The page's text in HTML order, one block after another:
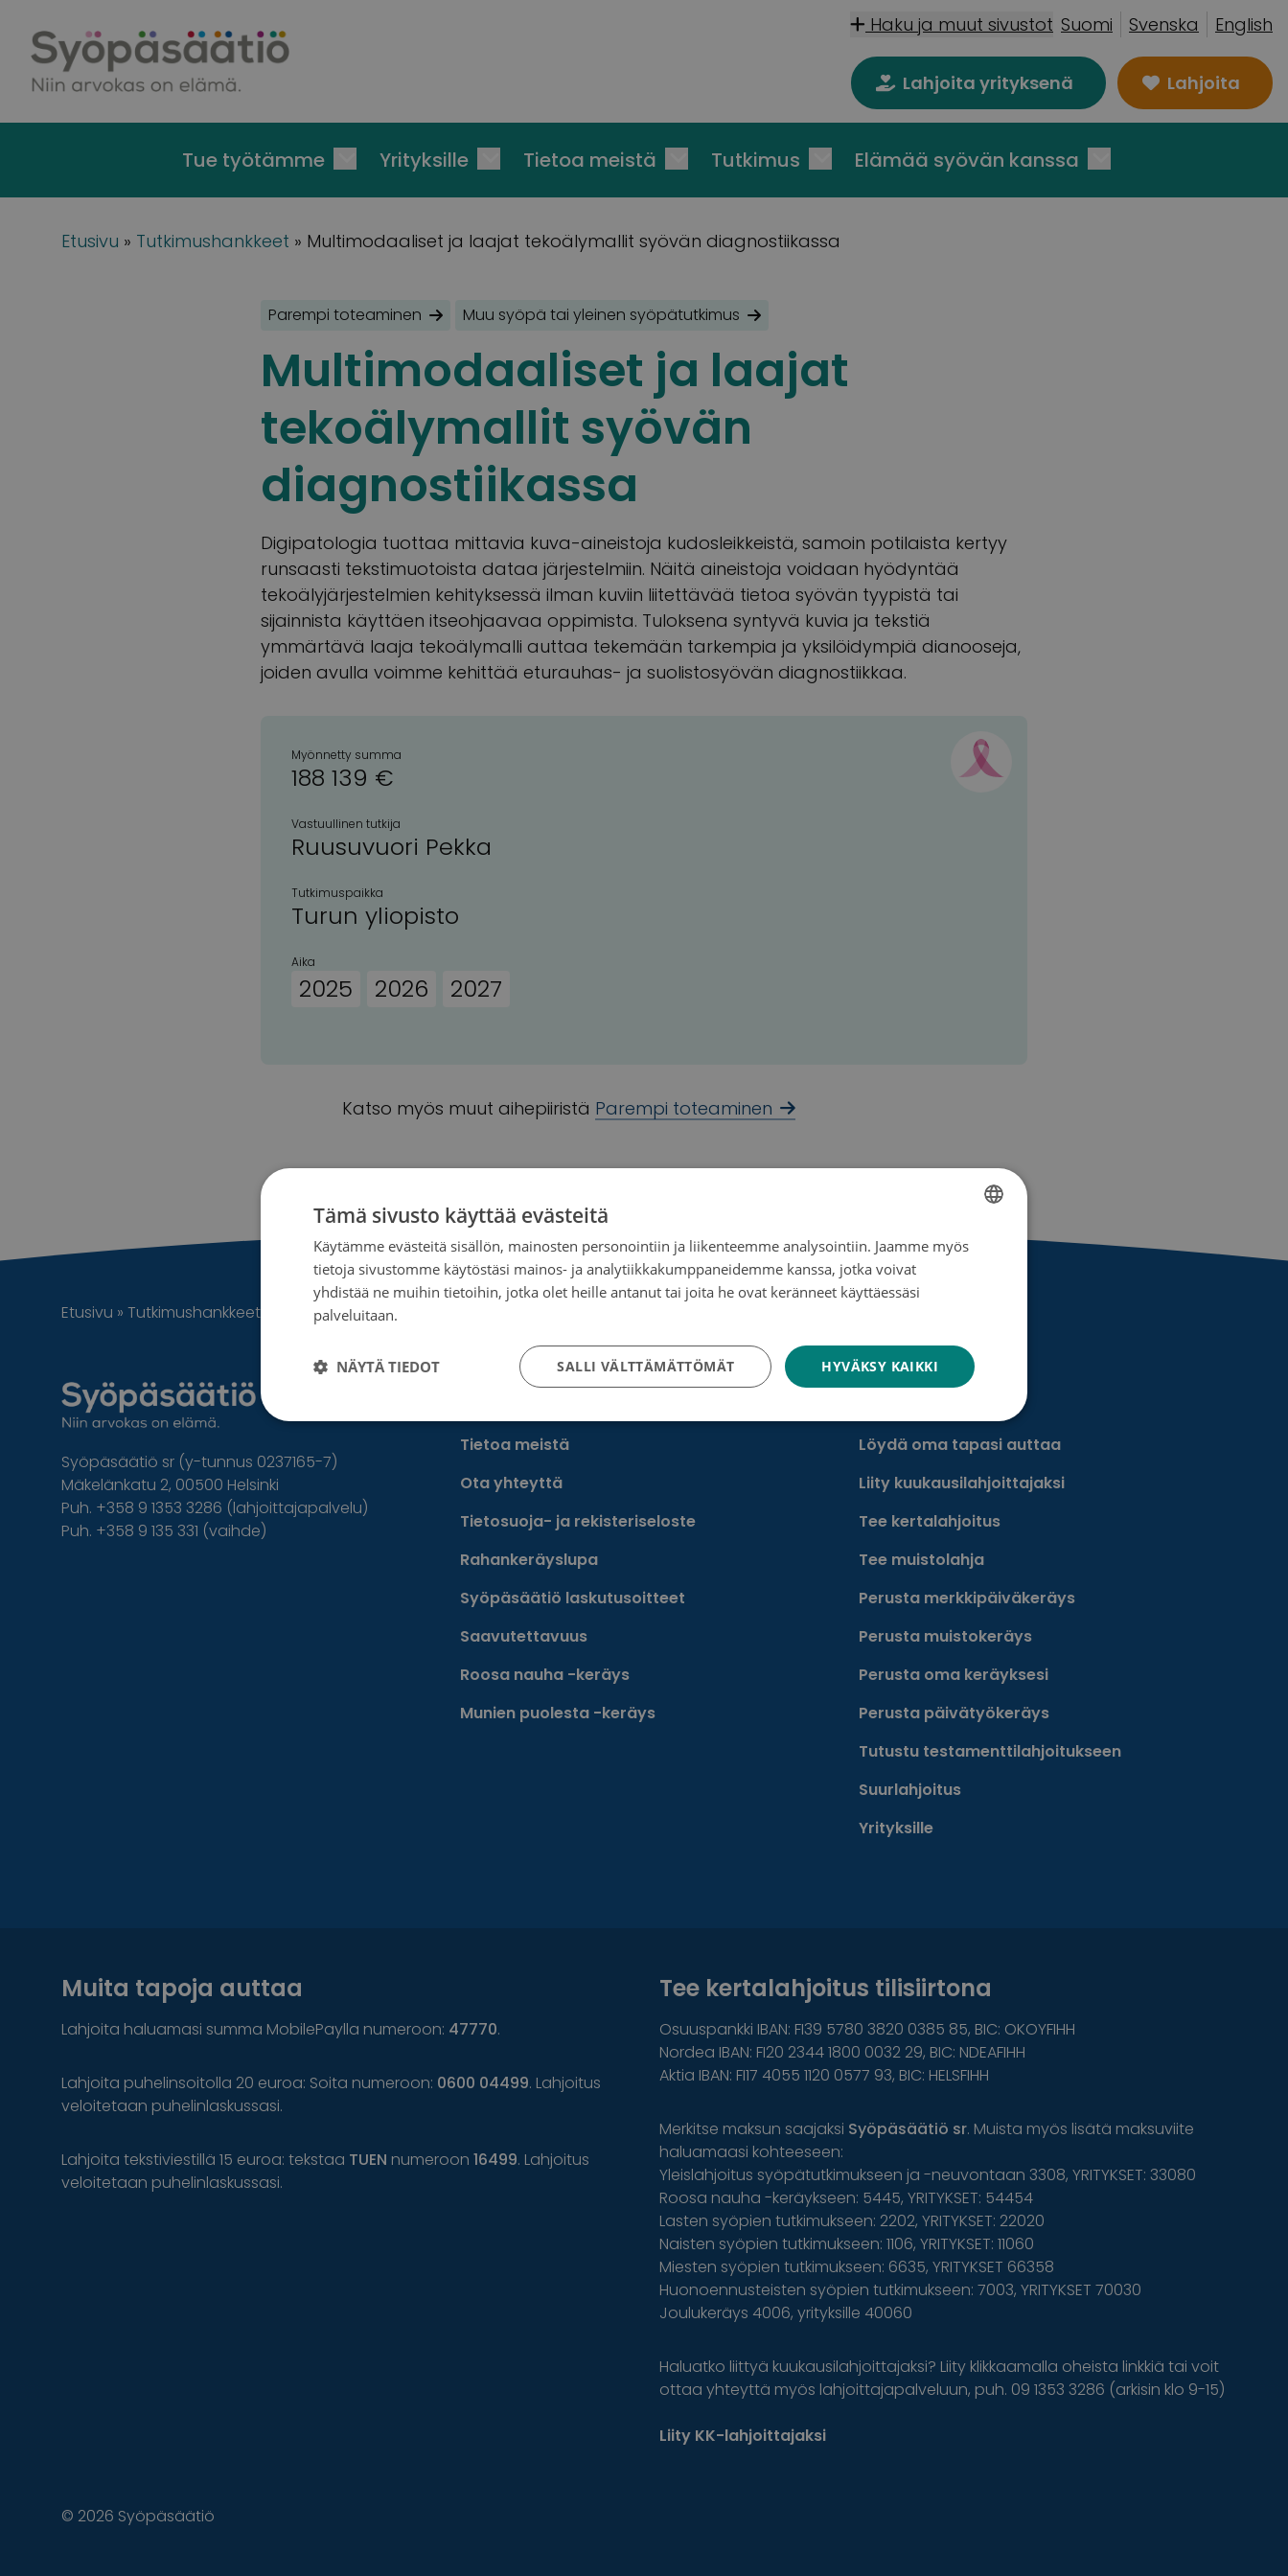
Haku ja muut sivustot Suomi Svenska English
Lahjoita yrityksenä Lahjoita
Tue työtämme Yrityksille Tietoa meistä Tutkimus Elämää syövän kanssa
Etusivu » Tutkimushankkeet » Multimodaaliset ja laajat tekoälymallit syövän diagnostiikassa
Parempi toteaminen Muu syöpä tai yleinen syöpätutkimus
Multimodaaliset ja laajat
tekoälymallit syövän
diagnostiikassa
Digipatologia tuottaa mittavia kuva-aineistoja kudosleikkeistä, samoin potilaista kertyy
runsaasti tekstimuotoista dataa järjestelmiin. Näitä aineistoja voidaan hyödyntää
tekoälyjärjestelmien kehityksessä ilman kuviin liitettävää tietoa syövän tyypistä tai
sijainnista käyttäen itseohjaavaa oppimista. Tuloksena syntyvä kuvia ja tekstiä
ymmärtävä laaja tekoälymalli auttaa tekemään tarkempia ja yksilöidympiä dianooseja,
joiden avulla voimme kehittää eturauhas- ja suolistosyövän diagnostiikkaa.
Myönnetty summa
188 139 €
Vastuullinen tutkija
Ruusuvuori Pekka
Tutkimuspaikka
Turun yliopisto
Aika
2025 2026 2027
Katso myös muut aihepiiristä Parempi toteaminen
Etusivu » Tutkimushankkeet Multimodaaliset ja laajat tekoälymallit syövän diagnostiikassa
Syöpäsäätiö sr (y-tunnus 0237165-7)
Mäkelänkatu 2, 00500 Helsinki
Puh. +358 9 1353 3286 (lahjoittajapalvelu)
Puh. +358 9 135 331 (vaihde)
Tutustu toimintaamme
Tietoa meistä
Ota yhteyttä
Tietosuoja- ja rekisteriseloste
Rahankeräyslupa
Syöpäsäätiö laskutusoitteet
Saavutettavuus
Roosa nauha -keräys
Munien puolesta -keräys
Lahjoita
Löydä oma tapasi auttaa
Liity kuukausilahjoittajaksi
Tee kertalahjoitus
Tee muistolahja
Perusta merkkipäiväkeräys
Perusta muistokeräys
Perusta oma keräyksesi
Perusta päivätyökeräys
Tutustu testamenttilahjoitukseen
Suurlahjoitus
Yrityksille
Muita tapoja auttaa
Lahjoita haluamasi summa MobilePaylla numeroon: 47770.
Lahjoita puhelinsoitolla 20 euroa: Soita numeroon: 0600 04499. Lahjoitus
veloitetaan puhelinlaskussasi.
Lahjoita tekstiviestillä 15 euroa: tekstaa TUEN numeroon 16499. Lahjoitus
veloitetaan puhelinlaskussasi.
Tee kertalahjoitus tilisiirtona
Osuuspankki IBAN: FI39 5780 3820 0385 85, BIC: OKOYFIHH
Nordea IBAN: FI20 2344 1800 0032 29, BIC: NDEAFIHH
Aktia IBAN: FI17 4055 1120 0577 93, BIC: HELSFIHH
Merkitse maksun saajaksi Syöpäsäätiö sr. Muista myös lisätä maksuviite
haluamaasi kohteeseen:
Yleislahjoitus syöpätutkimukseen ja -neuvontaan 3308, YRITYKSET: 33080
Roosa nauha -keräykseen: 5445, YRITYKSET: 54454
Lasten syöpien tutkimukseen: 2202, YRITYKSET: 22020
Naisten syöpien tutkimukseen: 1106, YRITYKSET: 11060
Miesten syöpien tutkimukseen: 6635, YRITYKSET 66358
Huonoennusteisten syöpien tutkimukseen: 7003, YRITYKSET 70030
Joulukeräys 4006, yrityksille 40060
Haluatko liittyä kuukausilahjoittajaksi? Liity klikkaamalla oheista linkkiä tai voit
ottaa yhteyttä myös lahjoittajapalveluun, puh. 09 1353 3286 (arkisin klo 9-15)
Liity KK-lahjoittajaksi
© 2026 Syöpäsäätiö
FINNISH
Tämä sivusto käyttää evästeitä
Käytämme evästeitä sisällön, mainosten personointiin ja liikenteemme analysointiin. Jaamme myös
tietoja sivustomme käytöstäsi mainos- ja analytiikkakumppaneidemme kanssa, jotka voivat
yhdistää ne muihin tietoihin, jotka olet heille antanut tai joita he ovat keränneet käyttäessäsi
palveluitaan.
HYVÄKSY KAIKKI
SALLI VÄLTTÄMÄTTÖMÄT
NÄYTÄ TIEDOT